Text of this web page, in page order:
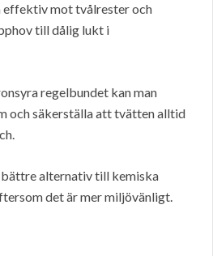
effektiv mot tvålrester och
till dålig lukt i
regelbundet kan man
och säkerställa att tvätten alltid
alternativ till kemiska
det är mer miljövänligt.